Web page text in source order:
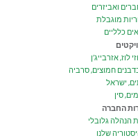
ואביזרים
מוגבלת
כלליים
לוז, אזרבייג’ן
חמוצים, סרביה
ישראל
סין
החברה
הנהלה גלובלי
שלנו